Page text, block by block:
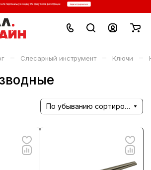
– Слесарный инструмент – Ключи –
По убыванию сортировки